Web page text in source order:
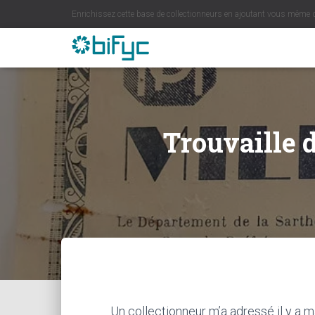
Enrichissez cette base de collectionneurs en ajoutant vous même
Trouvaille
Un collectionneur m’a adressé il y a